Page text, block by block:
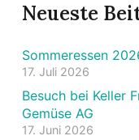
Neueste
Sommeressen
17. Juli 2026
Besuch bei Keller
Gemüse AG
17. Juni 2026